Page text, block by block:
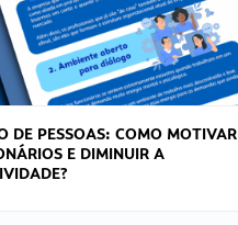
DE PESSOAS: COMO MOTIVAR
E DIMINUIR A